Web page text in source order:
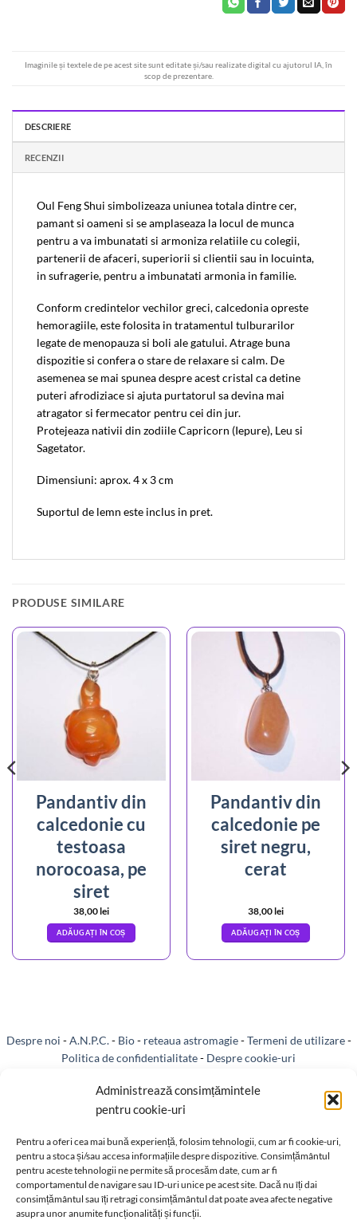
Administrează consimțămintele
pentru cookie-uri
Pentru a oferi cea mai bună experiență, folosim tehnologii, cum ar fi cookie-uri,
pentru a stoca și/sau accesa informațiile despre dispozitive. Consimțământul
pentru aceste tehnologii ne permite să procesăm date, cum ar fi
comportamentul de navigare sau ID-uri unice pe acest site. Dacă nu îți dai
consimțământul sau îți retragi consimțământul dat poate avea afecte negative
asupra unor anumite funcționalități și funcții.
Imaginile și textele de pe acest site sunt editate și/sau realizate digital cu ajutorul IA, în
scop de prezentare.
DESCRIERE
RECENZII
Oul Feng Shui simbolizeaza uniunea totala dintre cer,
pamant si oameni si se amplaseaza la locul de munca
pentru a va imbunatati si armoniza relatiile cu colegii,
partenerii de afaceri, superiorii si clientii sau in locuinta,
in sufragerie, pentru a imbunatati armonia in familie.
Conform credintelor vechilor greci, calcedonia opreste
hemoragiile, este folosita in tratamentul tulburarilor
legate de menopauza si boli ale gatului. Atrage buna
dispozitie si confera o stare de relaxare si calm. De
asemenea se mai spunea despre acest cristal ca detine
puteri afrodiziace si ajuta purtatorul sa devina mai
atragator si fermecator pentru cei din jur.
Protejeaza nativii din zodiile Capricorn (Iepure), Leu si
Sagetator.
Dimensiuni: aprox. 4 x 3 cm
Suportul de lemn este inclus in pret.
PRODUSE SIMILARE
Pandantiv din
calcedonie cu
testoasa
norocoasa, pe
siret
38,00lei
ADĂUGAȚI ÎN COȘ
Pandantiv din
calcedonie pe
siret negru,
cerat
38,00lei
ADĂUGAȚI ÎN COȘ
Despre noi -A.N.P.C.- Bio- reteaua astromagie-Termeni de utilizare-
Politica de confidentialitate- Despre cookie-uri
Reclamatii si retur-Politica de rezolvare a reclamatiilor
Informatii legale: